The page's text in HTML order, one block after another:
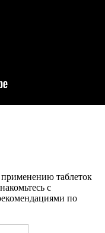
таблеток
с
по